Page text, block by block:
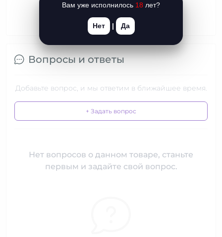
Вопросы и ответы
Добавьте вопрос, и мы ответим в ближайшее время.
+ Задать вопрос
Нет вопросов о данном товаре, станьте
первым и задайте свой вопрос.
Вам уже исполнилось 18 лет?
Нет | Да